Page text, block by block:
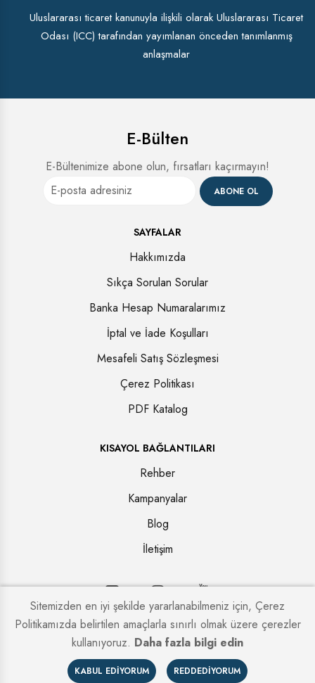
Uluslararası ticaret kanunuyla ilişkili olarak Uluslararası Ticaret
Odası (ICC) tarafından yayımlanan önceden tanımlanmış
anlaşmalar
E-Bülten
E-Bültenimize abone olun, fırsatları kaçırmayın!
ABONE OL
SAYFALAR
Hakkımızda
Sıkça Sorulan Sorular
Banka Hesap Numaralarımız
İptal ve İade Koşulları
Mesafeli Satış Sözleşmesi
Çerez Politikası
PDF Katalog
KISAYOL BAĞLANTILARI
Rehber
Kampanyalar
Blog
İletişim
Copyright © 2026. Tüm hakları saklıdır.Kapi Firmaları
Sitemizden en iyi şekilde yararlanabilmeniz için, Çerez
Politikamızda belirtilen amaçlarla sınırlı olmak üzere çerezler
kullanıyoruz. Daha fazla bilgi edin
KABUL EDIYORUM REDDEDIYORUM